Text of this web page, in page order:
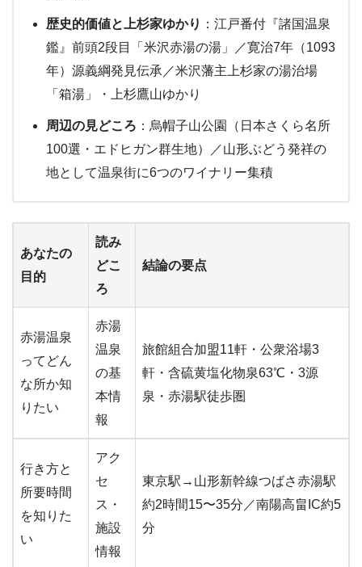
歴史的価値と上杉家ゆかり ：江戸番付『諸国温泉
鑑』前頭2段目「米沢赤湯の湯」／寛治7年（1093
年）源義綱発見伝承／米沢藩主上杉家の湯治場
「箱湯」・上杉鷹山ゆかり
周辺の見どころ ：烏帽子山公園（日本さくら名所
100選・エドヒガン群生地）／山形ぶどう発祥の
地として温泉街に6つのワイナリー集積
あなたの
目的
読み
どこ
ろ
結論の要点
赤湯温泉
ってどん
な所か知
りたい
赤湯
温泉
の基
本情
報
旅館組合加盟11軒・公衆浴場3
軒・含硫黄塩化物泉63℃・3源
泉・赤湯駅徒歩圏
行き方と
所要時間
を知りた
い
アク
セ
ス・
施設
情報
東京駅→山形新幹線つばさ赤湯駅
約2時間15〜35分／南陽高畠IC約5
分